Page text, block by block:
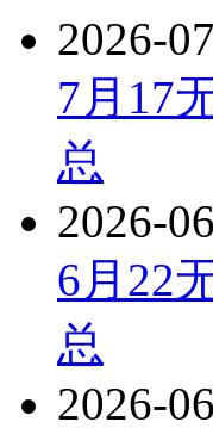
2026-
7月17
总
2026-
6月22
总
2026-